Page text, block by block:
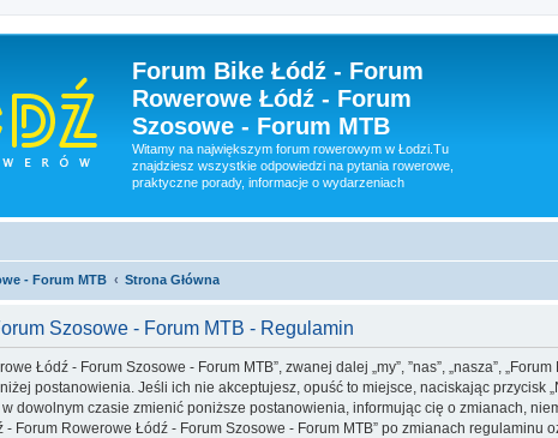
Forum Bike Łódź - Forum
Rowerowe Łódź - Forum
Szosowe - Forum MTB
Witamy na największym forum rowerowym w Łodzi.Tu
znajdziesz wszystkie odpowiedzi na pytania rowerowe,
praktyczne porady, informacje o wydarzeniach
- Forum MTB Strona Główna
Szosowe - Forum MTB - Regulamin
Łódź - Forum Szosowe - Forum MTB”, zwanej dalej „my”, ”nas”, „nasza”,
postanowienia. Jeśli ich nie akceptujesz, opuść to miejsce, naciskając przycisk
dowolnym czasie zmienić poniższe postanowienia, informując cię o zmianach,
Forum Rowerowe Łódź - Forum Szosowe - Forum MTB” po zmianach